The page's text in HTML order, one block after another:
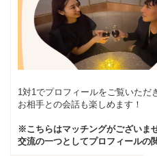
1対1でプロフィールをご覧いただ
お相手との会話も楽しめます！
※こちらはマッチングがございま
交流の一つとしてプロフィールの